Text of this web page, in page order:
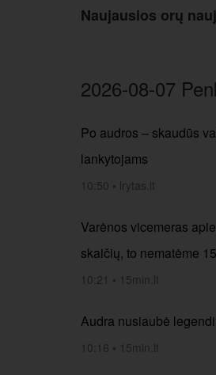
Naujausios orų
2026-08-07
Po audros – skaudūs
lankytojams
10:50 • lrytas.lt
Varėnos vicemeras
skaičių, to nematėme
10:21 • 15min.lt
Audra nusiaubė
10:16 • 15min.lt